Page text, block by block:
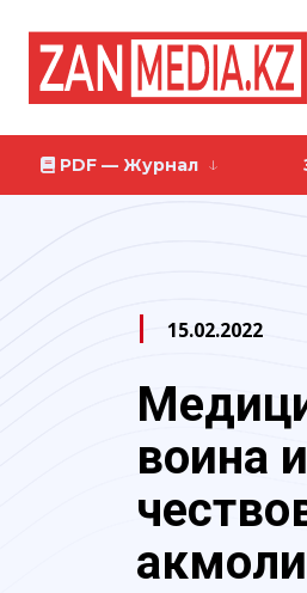
PDF — Журнал
15.02.2022
воина